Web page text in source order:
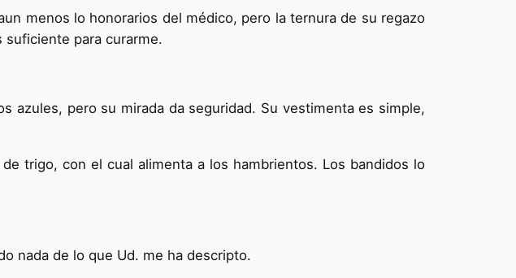
menos lo honorarios del médico, pero la ternura de su regazo
para curarme.
pero su mirada da seguridad. Su vestimenta es simple,
trigo, con el cual alimenta a los hambrientos. Los bandidos lo
nada de lo que Ud. me ha descripto.